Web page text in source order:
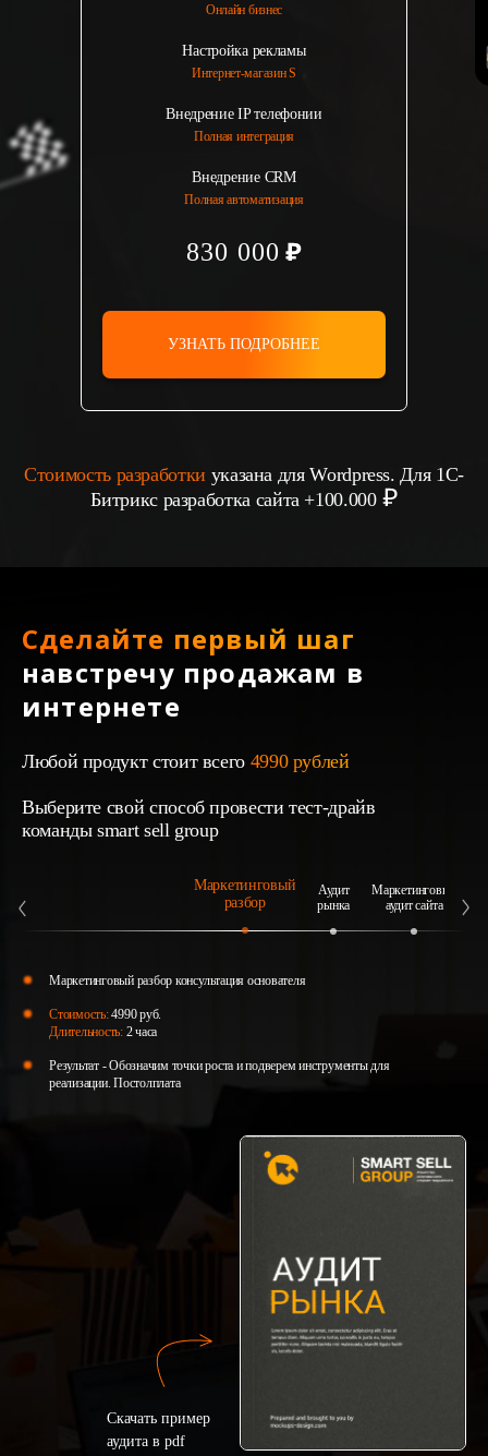
Онлайн бизнес
Настройка рекламы
Интернет-магазин S
Внедрение IP телефонии
Полная интеграция
Внедрение CRM
Полная автоматизация
830 000
УЗНАТЬ ПОДРОБНЕЕ
Стоимость разработки указана для Wordpress. Для 1С-
Битрикс разработка сайта +100.000
Сделайте первый шаг
навстречу продажам в
интернете
Любой продукт стоит всего 4990 рублей
Выберите свой способ провести тест-драйв
команды smart sell group
Маркетинговый
разбор
Аудит
рынка
Маркетинговый
аудит сайта
Маркетинговый разбор консультация основателя
Стоимость:4990 руб.
Длительность:2 часа
Результат - Обозначим точки роста и подверем инструменты для
реализации. Постолплата
Скачать пример
аудита в pdf